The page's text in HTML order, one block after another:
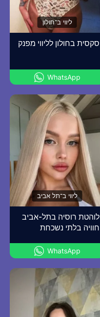
ליווי ב־חולון
סקסית בחולון לליווי מפנק
WhatsApp
ליווי ב־תל אביב
לוהטת רוסיה בתל-אביב
חוויה בלתי נשכחת
WhatsApp